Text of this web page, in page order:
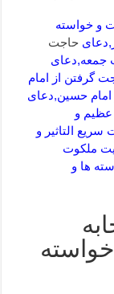
و خواسته
حاجت
جمعه,دعای
از امام
حسین,دعای
و
التاثیر و
ملکوت
ها و